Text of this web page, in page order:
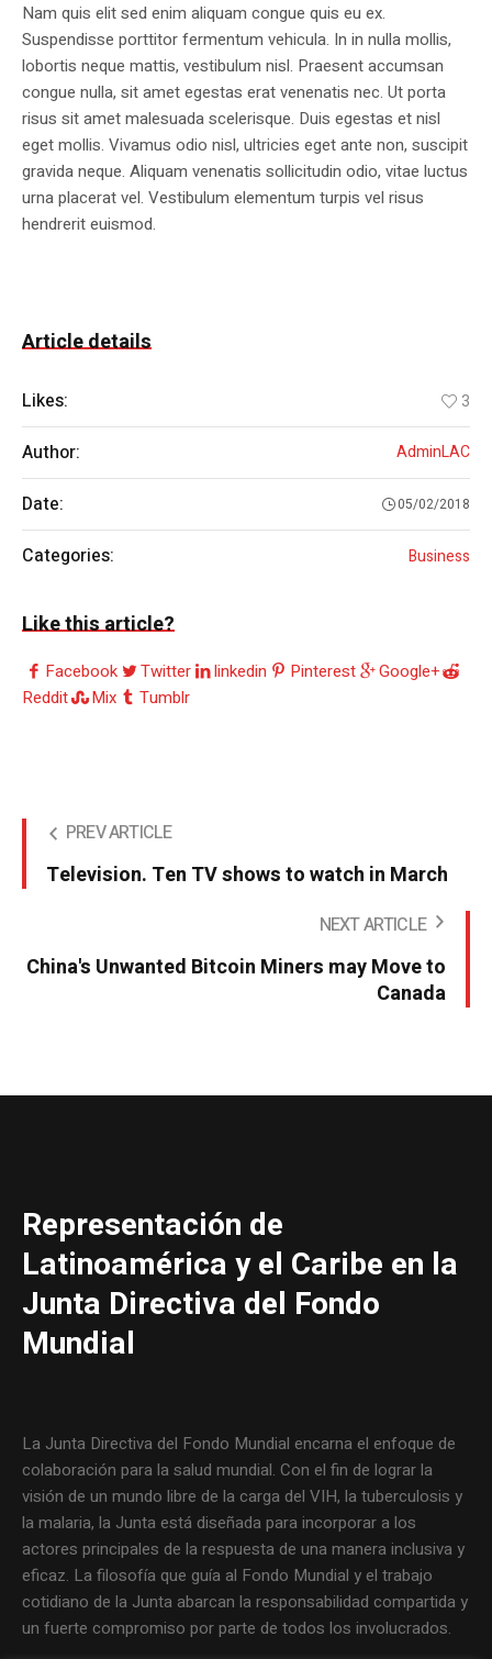
Nam quis elit sed enim aliquam congue quis eu ex.
Suspendisse porttitor fermentum vehicula. In in nulla mollis,
lobortis neque mattis, vestibulum nisl. Praesent accumsan
congue nulla, sit amet egestas erat venenatis nec. Ut porta
risus sit amet malesuada scelerisque. Duis egestas et nisl
eget mollis. Vivamus odio nisl, ultricies eget ante non, suscipit
gravida neque. Aliquam venenatis sollicitudin odio, vitae luctus
urna placerat vel. Vestibulum elementum turpis vel risus
hendrerit euismod.
Article details
Likes: 3
Author: AdminLAC
Date: 05/02/2018
Categories: Business
Like this article?
Facebook Twitter linkedin Pinterest
Google+
Reddit
Mix Tumblr
PREV ARTICLE
Television. Ten TV shows to watch in March
NEXT ARTICLE
China's Unwanted Bitcoin Miners may Move to
Canada
Representación de
Latinoamérica y el Caribe en la
Junta Directiva del Fondo
Mundial
La Junta Directiva del Fondo Mundial encarna el enfoque de
colaboración para la salud mundial. Con el fin de lograr la
visión de un mundo libre de la carga del VIH, la tuberculosis y
la malaria, la Junta está diseñada para incorporar a los
actores principales de la respuesta de una manera inclusiva y
eficaz. La filosofía que guía al Fondo Mundial y el trabajo
cotidiano de la Junta abarcan la responsabilidad compartida y
un fuerte compromiso por parte de todos los involucrados.